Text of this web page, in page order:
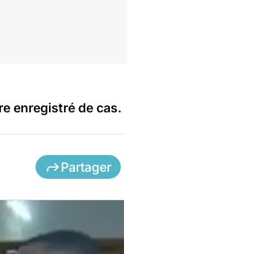
enregistré de cas.
Partager